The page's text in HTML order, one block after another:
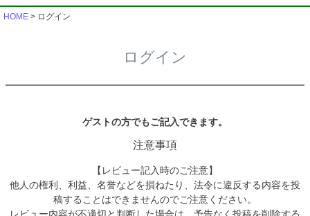
HOME ログイン
ログイン
ゲストの方でもご記入できます。
注意事項
【レビュー記入時のご注意】
他人の権利、利益、名誉などを損ねたり、法令に違反する内容を投
稿することはできませんのでご注意ください。
レビュー内容が不適切と判断した場合は、予告なく投稿を削除する